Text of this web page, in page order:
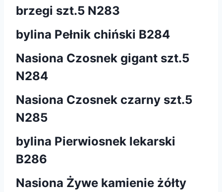
brzegi szt.5 N283
bylina Pełnik chiński B284
Nasiona Czosnek gigant szt.5
N284
Nasiona Czosnek czarny szt.5
N285
bylina Pierwiosnek lekarski
B286
Nasiona Żywe kamienie żółty